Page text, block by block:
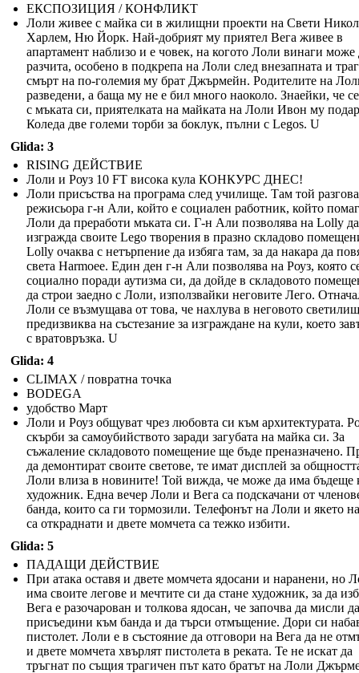
ЕКСПОЗИЦИЯ / КОНФЛИКТ
Лоли живее с майка си в жилищни проекти на Свети
Харлем, Ню Йорк. Най-добрият му приятел Вега живее в
апартамент наблизо и е човек, на когото Лоли винаги може
разчита, особено в подкрепа на Лоли след внезапната и
смърт на по-големия му брат Джърмейн. Родителите на
разведени, а баща му не е бил много наоколо. Знаейки, че
с мъката си, приятелката на майката на Лоли Ивон му
Коледа две големи торби за боклук, пълни с Legos. U
Glida: 3
RISING ДЕЙСТВИЕ
Лоли и Роуз 10 FT висока кула КОНКУРС ДНЕС!
Лоли присъства на програма след училище. Там той
режисьора г-н Али, който е социален работник, който
Лоли да преработи мъката си. Г-н Али позволява на Lolly да
изгражда своите Lego творения в празно складово
Lolly очаква с нетърпение да избяга там, за да накара да
света Harmoee. Един ден г-н Али позволява на Роуз, която
социално поради аутизма си, да дойде в складовото
да строи заедно с Лоли, използвайки неговите Лего.
Лоли се възмущава от това, че нахлува в неговото
предизвиква на състезание за изграждане на кули, което
с вратовръзка. U
Glida: 4
CLIMAX / повратна точка
BODEGA
удобство Март
Лоли и Роуз общуват чрез любовта си към архитектурата.
скърби за самоубийството заради загубата на майка си. За
съжаление складовото помещение ще бъде преназначено.
да демонтират своите светове, те имат дисплей за
Лоли влиза в новините! Той вижда, че може да има бъдеще
художник. Една вечер Лоли и Вега са подскачани от
банда, които са ги тормозили. Телефонът на Лоли и якето
са откраднати и двете момчета са тежко избити.
Glida: 5
ПАДАЩИ ДЕЙСТВИЕ
При атака оставя и двете момчета ядосани и наранени, но
има своите легове и мечтите си да стане художник, за да
Вега е разочарован и толкова ядосан, че започва да мисли
присъедини към банда и да търси отмъщение. Дори си
пистолет. Лоли е в състояние да отговори на Вега да не
и двете момчета хвърлят пистолета в реката. Те не искат да
тръгнат по същия трагичен път като братът на Лоли